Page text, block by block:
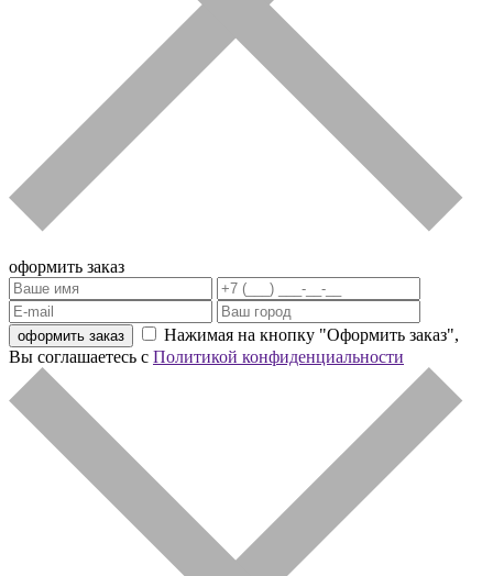
оформить заказ
оформить заказ
Нажимая на кнопку "Оформить заказ",
Вы соглашаетесь с Политикой конфиденциальности